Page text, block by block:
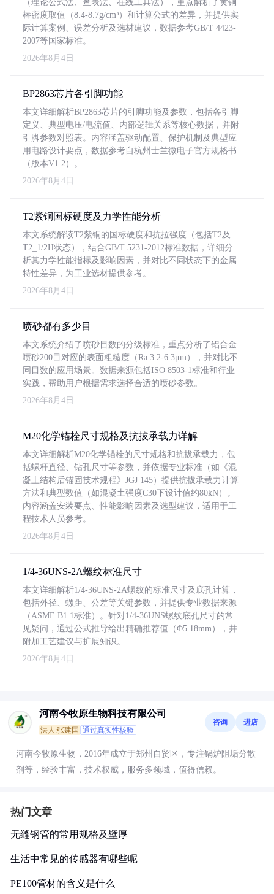
（理论公式法、查表法、在线工具法），重点解析了黄铜
棒密度取值（8.4-8.7g/cm³）和计算公式的差异，并提供实
际计算案例、误差分析及选材建议，数据参考GB/T 4423-
2007等国家标准。
2026年8月4日
BP2863芯片各引脚功能
本文详细解析BP2863芯片的引脚功能及参数，包括各引脚
定义、典型电压/电流值、内部逻辑关系等核心数据，并附
引脚参数对照表。内容涵盖驱动配置、保护机制及典型应
用电路设计要点，数据参考自杭州士兰微电子官方规格书
（版本V1.2）。
2026年8月4日
T2紫铜国标硬度及力学性能分析
本文系统解读T2紫铜的国标硬度和抗拉强度（包括T2及
T2_1/2H状态），结合GB/T 5231-2012标准数据，详细分
析其力学性能指标及影响因素，并对比不同状态下的金属
特性差异，为工业选材提供参考。
2026年8月4日
喷砂都有多少目
本文系统介绍了喷砂目数的分级标准，重点分析了铝合金
喷砂200目对应的表面粗糙度（Ra 3.2-6.3μm），并对比不
同目数的应用场景。数据来源包括ISO 8503-1标准和行业
实践，帮助用户根据需求选择合适的喷砂参数。
2026年8月4日
M20化学锚栓尺寸规格及抗拔承载力详解
本文详细解析M20化学锚栓的尺寸规格和抗拔承载力，包
括螺杆直径、钻孔尺寸等参数，并依据专业标准（如《混
凝土结构后锚固技术规程》JGJ 145）提供抗拔承载力计算
方法和典型数值（如混凝土强度C30下设计值约80kN）。
内容涵盖安装要点、性能影响因素及选型建议，适用于工
程技术人员参考。
2026年8月4日
1/4-36UNS-2A螺纹标准尺寸
本文详细解析1/4-36UNS-2A螺纹的标准尺寸及底孔计算，
包括外径、螺距、公差等关键参数，并提供专业数据来源
（ASME B1.1标准）。针对1/4-36UNS螺纹底孔尺寸的常
见疑问，通过公式推导给出精确推荐值（Φ5.18mm），并
附加工艺建议与扩展知识。
2026年8月4日
河南今牧原生物科技有限公司
法人:张建国 通过真实性核验
咨询 进店
河南今牧原生物，2016年成立于郑州自贸区，专注锅炉阻垢分散
剂等，经验丰富，技术权威，服务多领域，值得信赖。
热门文章
无缝钢管的常用规格及壁厚
生活中常见的传感器有哪些呢
PE100管材的含义是什么